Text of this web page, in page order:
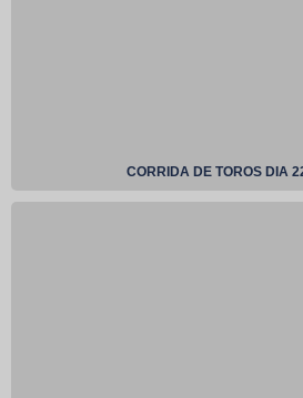
CORRIDA DE TOROS DIA